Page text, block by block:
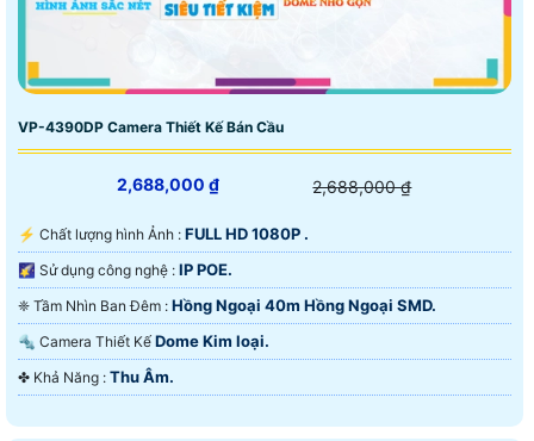
VP-4390DP Camera Thiết Kế Bán Cầu
2,688,000 ₫ 2,688,000 ₫
️⚡ Chất lượng hình Ảnh : FULL HD 1080P .
🌠 Sử dụng công nghệ : IP POE.
❈ Tầm Nhìn Ban Đêm : Hồng Ngoại 40m Hồng Ngoại SMD.
🔩 Camera Thiết Kế Dome Kim loại.
️✤ Khả Năng : Thu Âm.